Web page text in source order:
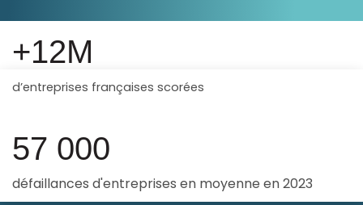
+12M
d’entreprises françaises scorées
57 000
défaillances d'entreprises en moyenne en 2023